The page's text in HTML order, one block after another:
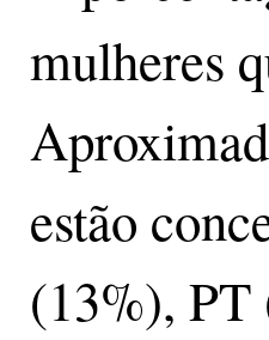
mulheres
estão
(13%),